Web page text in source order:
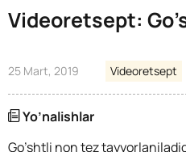
Videoretsept:
25 Mart, 2019 Videoretsept
Yo’nalishlar
Go’shtli non tez